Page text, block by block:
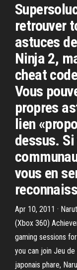
retrouver
astuces
Ninja 2,
cheat
Vous
propres
lien
dessus.
vous en
Apr 10, 2011 ·
(Xbox 360)
gaming sessions
you can join Jeu
japonais phare,